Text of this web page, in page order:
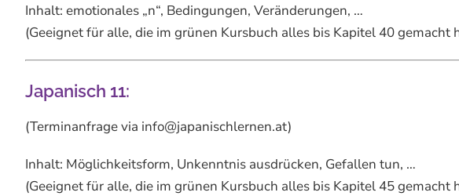
Inhalt: emotionales „n“, Bedingungen, Veränderungen, …
(Geeignet für alle, die im grünen Kursbuch alles bis Kapitel 40 gemacht
Japanisch 11:
(Terminanfrage via info@japanischlernen.at)
Inhalt: Möglichkeitsform, Unkenntnis ausdrücken, Gefallen tun, …
(Geeignet für alle, die im grünen Kursbuch alles bis Kapitel 45 gemacht